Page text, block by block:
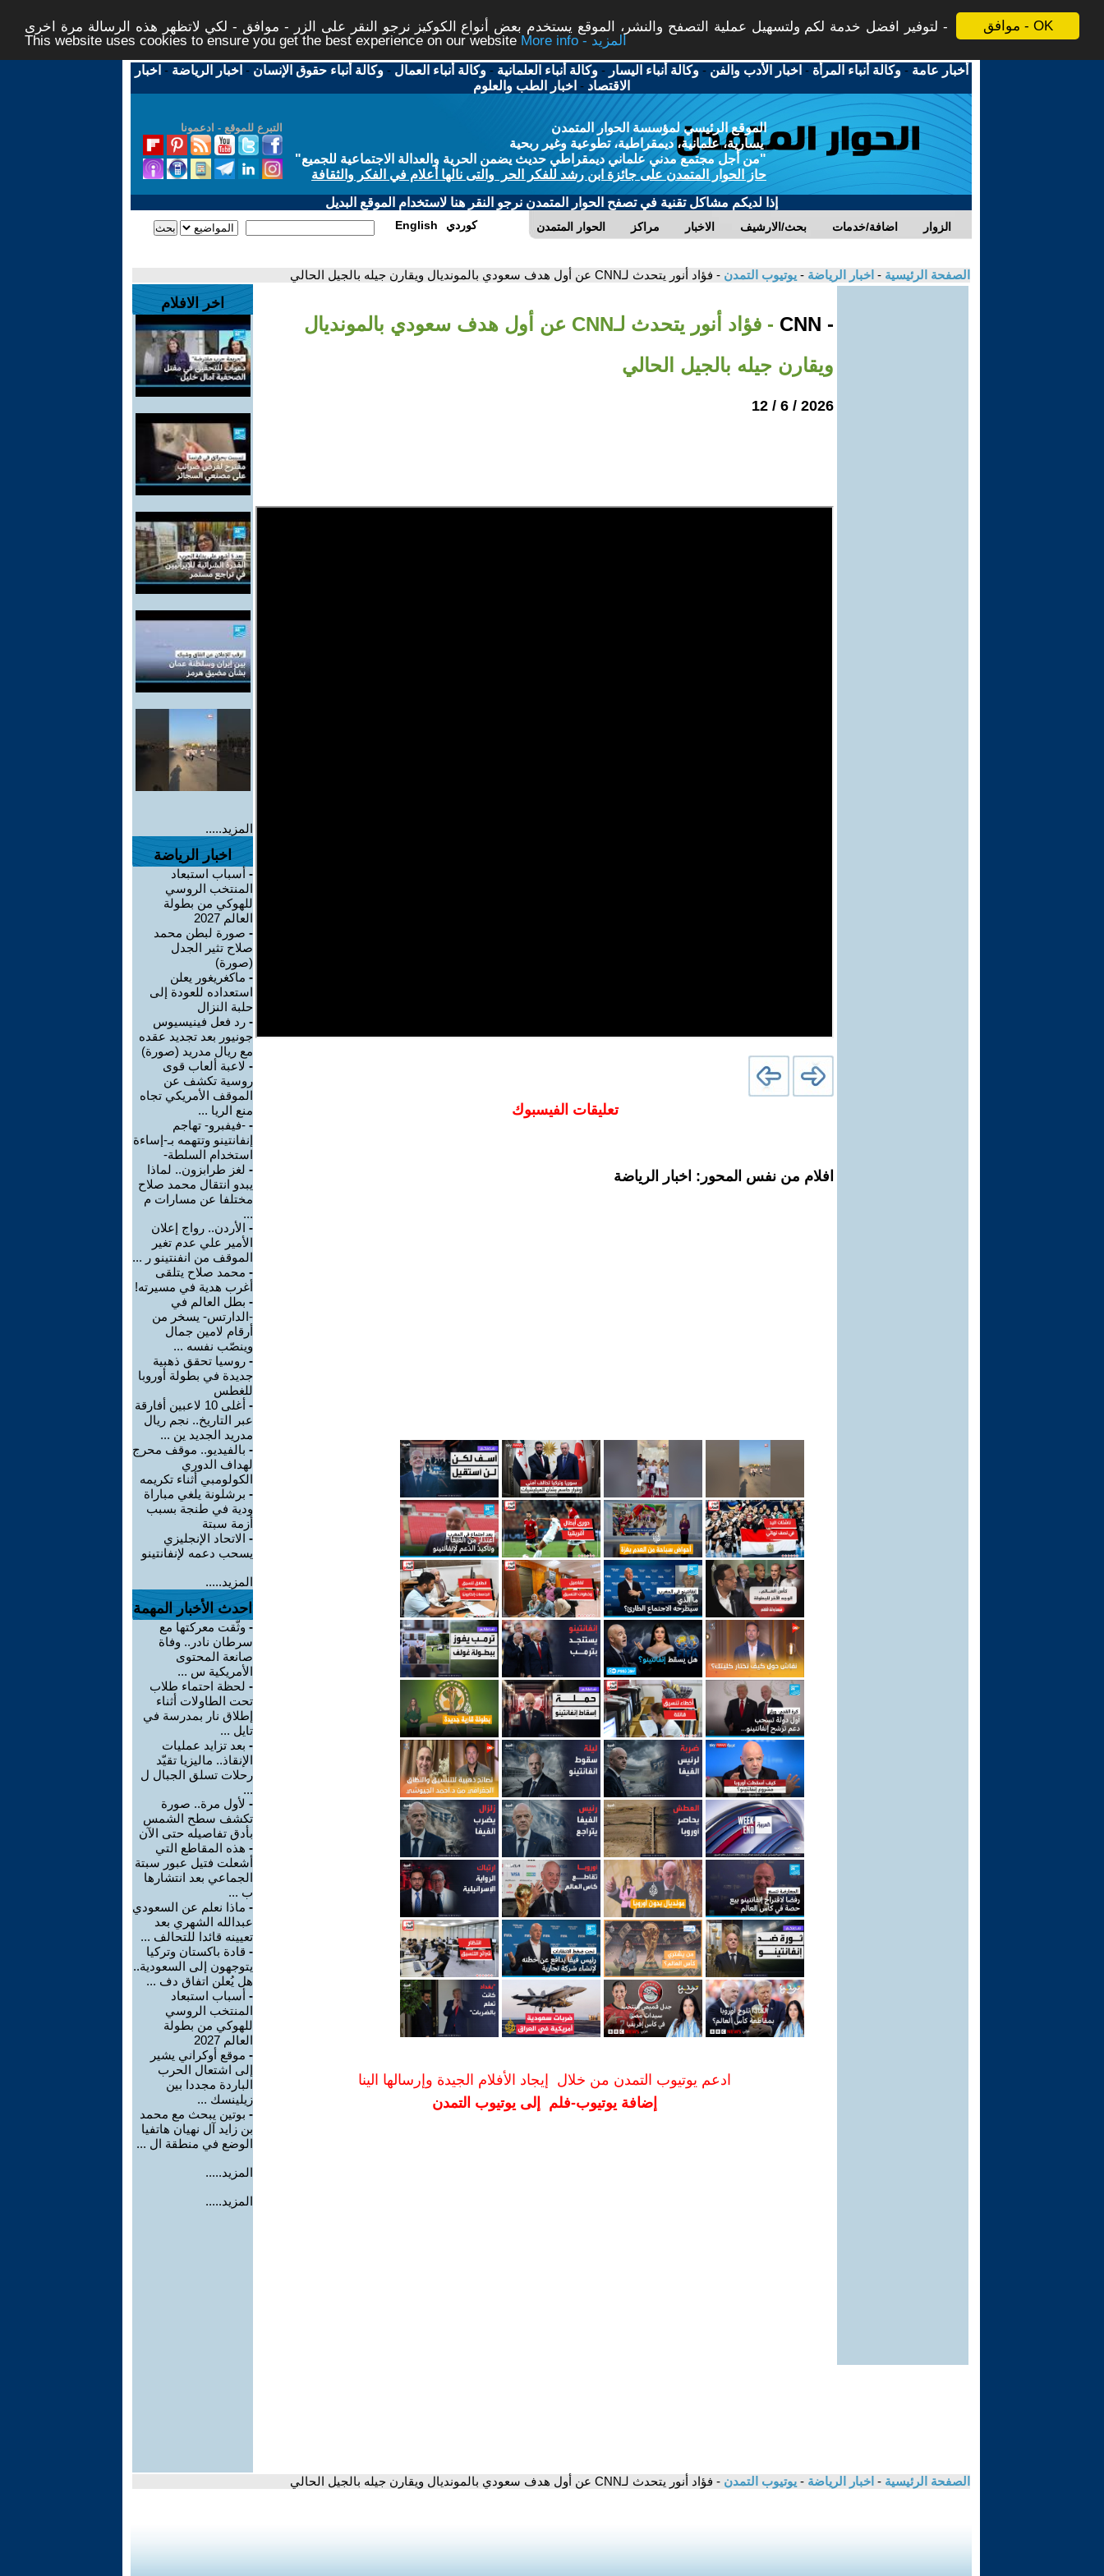
موافق - OK
لتوفير افضل خدمة لكم ولتسهيل عملية التصفح والنشر، الموقع يستخدم بعض أنواع الكوكيز نرجو النقر على الزر - موافق - لكي لاتظهر هذه الرسالة مرة اخرى -
This website uses cookies to ensure you get the best experience on our website
More info - المزيد
أخبار عامة -وكالة أنباء المرأة - اخبار الأدب والفن -وكالة أنباء اليسار -وكالة أنباء العلمانية -وكالة أنباء العمال -وكالة أنباء حقوق الإنسان - اخبار الرياضة - اخبار
الاقتصاد - اخبار الطب والعلوم
التبرع للموقع - ادعمونا
الموقع الرئيسي لمؤسسة الحوار المتمدن
يسارية، علمانية، ديمقراطية، تطوعية وغير ربحية
"من أجل مجتمع مدني علماني ديمقراطي حديث يضمن الحرية والعدالة الاجتماعية للجميع"
حاز الحوار المتمدن على جائزة ابن رشد للفكر الحر والتى نالها أعلام في الفكر والثقافة
إذا لديكم مشاكل تقنية في تصفح الحوار المتمدن نرجو النقر هنا لاستخدام الموقع البديل
الحوار المتمدن مراكز الاخبار بحث/الارشيف اضافة/خدمات الزوار English كوردي
الصفحة الرئيسية - اخبار الرياضة - يوتيوب التمدن - فؤاد أنور يتحدث لـCNN عن أول هدف سعودي بالمونديال ويقارن جيله بالجيل الحالي
- CNN
- فؤاد أنور يتحدث لـCNN عن أول هدف سعودي بالمونديال
ويقارن جيله بالجيل الحالي
2026 / 6 / 12
تعليقات الفيسبوك
افلام من نفس المحور: اخبار الرياضة
ادعم يوتيوب التمدن من خلال إيجاد الأفلام الجيدة وإرسالها الينا
إضافة يوتيوب-فلم إلى يوتيوب التمدن
اخر الافلام
المزيد.....
اخبار الرياضة
- أسباب استبعاد
المنتخب الروسي
للهوكي من بطولة
العالم 2027
- صورة لبطن محمد
صلاح تثير الجدل
(صورة)
- ماكغريغور يعلن
استعداده للعودة إلى
حلبة النزال
- رد فعل فينيسيوس
جونيور بعد تجديد عقده
مع ريال مدريد (صورة)
- لاعبة ألعاب قوى
روسية تكشف عن
الموقف الأمريكي تجاه
منع الريا ...
- -فيفبرو- تهاجم
إنفانتينو وتتهمه بـ-إساءة
استخدام السلطة-
- لغز طرابزون.. لماذا
يبدو انتقال محمد صلاح
مختلفا عن مسارات م
...
- الأردن.. رواج إعلان
الأمير علي عدم تغير
الموقف من انفنتينو ر ...
- محمد صلاح يتلقى
أغرب هدية في مسيرته!
- بطل العالم في
-الدارتس- يسخر من
أرقام لامين جمال
وينصّب نفسه ...
- روسيا تحقق ذهبية
جديدة في بطولة أوروبا
للغطس
-
أغلى 10 لاعبين أفارقة
عبر التاريخ.. نجم ريال
مدريد الجديد ين ...
- بالفيديو.. موقف محرج
لهداف الدوري
الكولومبي أثناء تكريمه
- برشلونة يلغي مباراة
ودية في طنجة بسبب
أزمة سبتة
- الاتحاد الإنجليزي
يسحب دعمه لإنفانتينو
المزيد.....
احدث الأخبار المهمة
- وثّقت معركتها مع
سرطان نادر.. وفاة
صانعة المحتوى
الأمريكية س ...
- لحظة احتماء طلاب
تحت الطاولات أثناء
إطلاق نار بمدرسة في
تايل ...
- بعد تزايد عمليات
الإنقاذ.. ماليزيا تقيّد
رحلات تسلق الجبال ل
...
- لأول مرة.. صورة
تكشف سطح الشمس
بأدق تفاصيله حتى الآن
- هذه المقاطع التي
أشعلت فتيل عبور سبتة
الجماعي بعد انتشارها
ب ...
- ماذا نعلم عن السعودي
عبدالله الشهري بعد
تعيينه قائدا للتحالف ...
- قادة باكستان وتركيا
يتوجهون إلى السعودية..
هل يُعلن اتفاق دف ...
- أسباب استبعاد
المنتخب الروسي
للهوكي من بطولة
العالم 2027
- موقع أوكراني يشير
إلى اشتعال الحرب
الباردة مجددا بين
زيلينسك ...
- بوتين يبحث مع محمد
بن زايد آل نهيان هاتفيا
الوضع في منطقة ال ...
المزيد.....
المزيد.....
الصفحة الرئيسية - اخبار الرياضة - يوتيوب التمدن - فؤاد أنور يتحدث لـCNN عن أول هدف سعودي بالمونديال ويقارن جيله بالجيل الحالي